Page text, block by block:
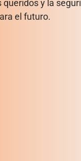
queridos y la
el futuro.